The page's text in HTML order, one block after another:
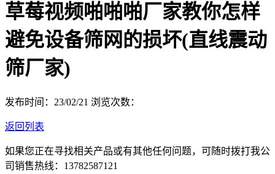
草莓视频啪啪啪厂家教你怎样
避免设备筛网的损坏(直线震动
筛厂家)
发布时间：23/02/21 浏览次数：
返回列表
如果您正在寻找相关产品或有其他任何问题，可随时拨打我公
司销售热线： 13782587121